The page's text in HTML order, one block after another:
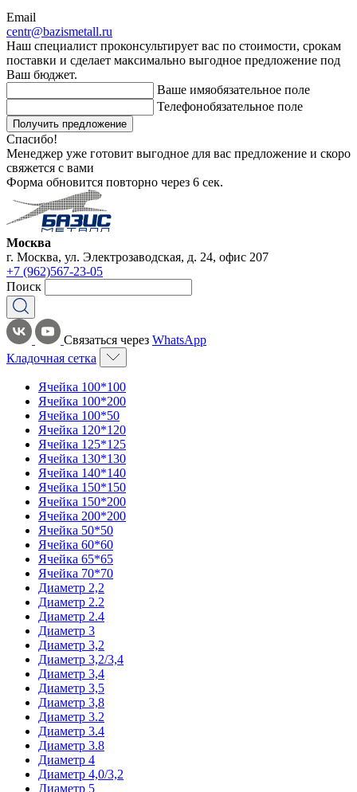
Email
centr@bazismetall.ru
Наш специалист проконсультирует вас по стоимости, срокам
поставки и сделает максимально выгодное предложение под
Ваш бюджет.
Ваше имяобязательное поле
Телефонобязательное поле
Получить предложение
Спасибо!
Менеджер уже готовит выгодное для вас предложение и скоро
свяжется с вами
Форма обновится повторно через 6 сек.
Москва
г. Москва, ул. Электрозаводская, д. 24, офис 207
+7 (962)567-23-05
Поиск
Связаться через WhatsApp
Кладочная сетка
Ячейка 100*100
Ячейка 100*200
Ячейка 100*50
Ячейка 120*120
Ячейка 125*125
Ячейка 130*130
Ячейка 140*140
Ячейка 150*150
Ячейка 150*200
Ячейка 200*200
Ячейка 50*50
Ячейка 60*60
Ячейка 65*65
Ячейка 70*70
Диаметр 2,2
Диаметр 2.2
Диаметр 2.4
Диаметр 3
Диаметр 3,2
Диаметр 3,2/3,4
Диаметр 3,4
Диаметр 3,5
Диаметр 3,8
Диаметр 3.2
Диаметр 3.4
Диаметр 3.8
Диаметр 4
Диаметр 4,0/3,2
Диаметр 5